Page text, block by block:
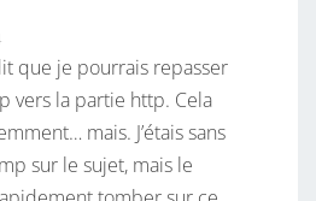
que je pourrais repasser
vers la partie http. Cela
mais. J’étais sans
sur le sujet, mais le